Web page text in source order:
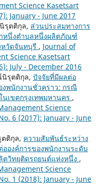
Science Kasetsart
January - June 2017
รุตติกุล, ส่วนประสมทางการ
หนึ่งตำบลหนึ่งผลิตภัณฑ์
หวัดจันทบุรี , Journal of
Science Kasetsart
July - December 2016
รุตติกุล, ปัจจัยที่มีผลต่อ
พนักงานชั่วคราว: กรณี
เขตกรุงเทพมหานคร ,
Science
6 (2017): January - June
ติกุล, ความสัมพันธ์ระหว่าง
องค์การของพนักงานระดับ
วิทยุติดรถยนต์แห่งหนึ่ง ,
Science
1 (2018): January - June